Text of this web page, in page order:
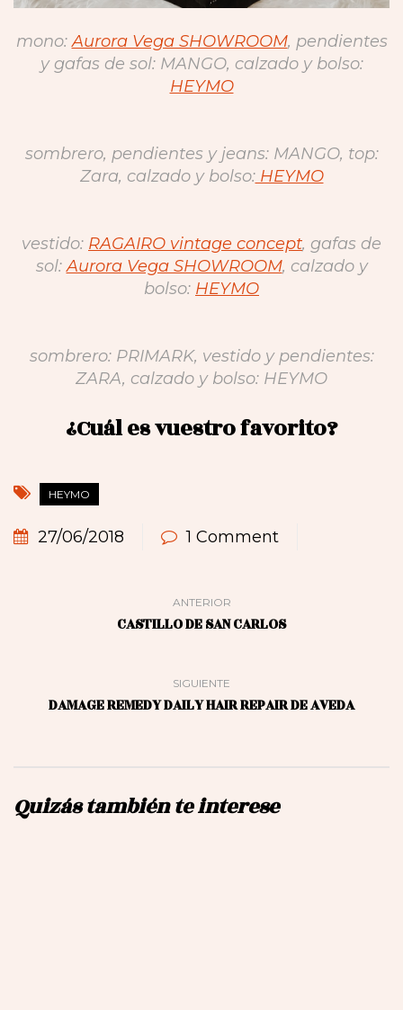
mono:Aurora Vega SHOWROOM, pendientes
y gafas de sol: MANGO, calzado y bolso:
HEYMO
sombrero, pendientes y jeans: MANGO, top:
Zara, calzado y bolso:HEYMO
vestido: RAGAIRO vintage concept, gafas de
sol:Aurora Vega SHOWROOM, calzado y
bolso: HEYMO
sombrero: PRIMARK, vestido y pendientes:
ZARA, calzado y bolso: HEYMO
¿Cuál es vuestro favorito?
HEYMO
27/06/2018 1 Comment
ANTERIOR
CASTILLO DE SAN CARLOS
SIGUIENTE
DAMAGE REMEDY DAILY HAIR REPAIR DE AVEDA
Quizás también te interese